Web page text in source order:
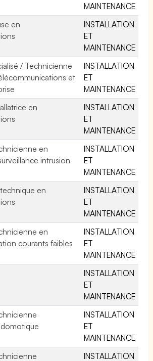
MAINTENANCE
en
INSTALLATION
ET
MAINTENANCE
/ Technicienne
et
INSTALLATION
ET
MAINTENANCE
en
INSTALLATION
ET
MAINTENANCE
en
intrusion
INSTALLATION
ET
MAINTENANCE
en
INSTALLATION
ET
MAINTENANCE
en
courants faibles
INSTALLATION
ET
MAINTENANCE
INSTALLATION
ET
MAINTENANCE
INSTALLATION
ET
MAINTENANCE
INSTALLATION